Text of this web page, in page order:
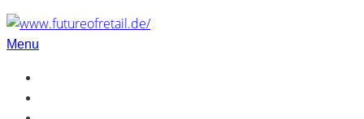
Menu